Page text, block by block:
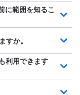
に範囲を知るこ
すか。
利用できます